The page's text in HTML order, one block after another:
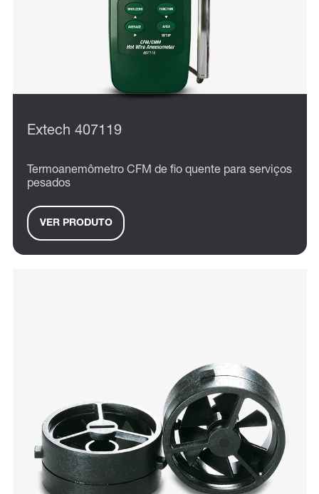
Extech 407119
Termoanemômetro CFM de fio quente para serviços
pesados
VER PRODUTO